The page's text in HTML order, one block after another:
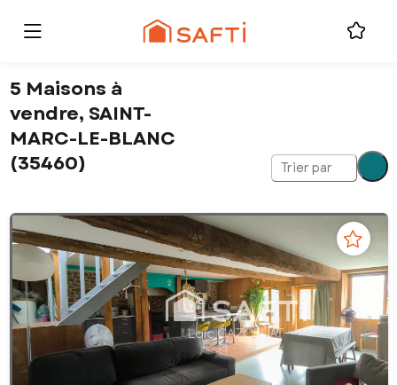
5 Maisons à
vendre, SAINT-
MARC-LE-BLANC
(35460)
Trier par